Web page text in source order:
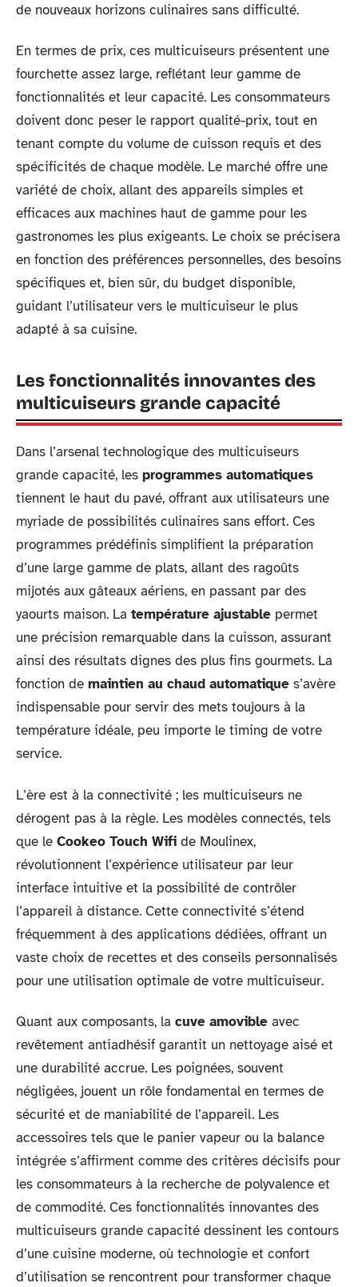
de nouveaux horizons culinaires sans difficulté.
En termes de prix, ces multicuiseurs présentent une
fourchette assez large, reflétant leur gamme de
fonctionnalités et leur capacité. Les consommateurs
doivent donc peser le rapport qualité-prix, tout en
tenant compte du volume de cuisson requis et des
spécificités de chaque modèle. Le marché offre une
variété de choix, allant des appareils simples et
efficaces aux machines haut de gamme pour les
gastronomes les plus exigeants. Le choix se précisera
en fonction des préférences personnelles, des besoins
spécifiques et, bien sûr, du budget disponible,
guidant l’utilisateur vers le multicuiseur le plus
adapté à sa cuisine.
Les fonctionnalités innovantes des
multicuiseurs grande capacité
Dans l’arsenal technologique des multicuiseurs
grande capacité, les programmes automatiques
tiennent le haut du pavé, offrant aux utilisateurs une
myriade de possibilités culinaires sans effort. Ces
programmes prédéfinis simplifient la préparation
d’une large gamme de plats, allant des ragoûts
mijotés aux gâteaux aériens, en passant par des
yaourts maison. La température ajustable permet
une précision remarquable dans la cuisson, assurant
ainsi des résultats dignes des plus fins gourmets. La
fonction de maintien au chaud automatique s’avère
indispensable pour servir des mets toujours à la
température idéale, peu importe le timing de votre
service.
L’ère est à la connectivité ; les multicuiseurs ne
dérogent pas à la règle. Les modèles connectés, tels
que le Cookeo Touch Wifi de Moulinex,
révolutionnent l’expérience utilisateur par leur
interface intuitive et la possibilité de contrôler
l’appareil à distance. Cette connectivité s’étend
fréquemment à des applications dédiées, offrant un
vaste choix de recettes et des conseils personnalisés
pour une utilisation optimale de votre multicuiseur.
Quant aux composants, la cuve amovible avec
revêtement antiadhésif garantit un nettoyage aisé et
une durabilité accrue. Les poignées, souvent
négligées, jouent un rôle fondamental en termes de
sécurité et de maniabilité de l’appareil. Les
accessoires tels que le panier vapeur ou la balance
intégrée s’affirment comme des critères décisifs pour
les consommateurs à la recherche de polyvalence et
de commodité. Ces fonctionnalités innovantes des
multicuiseurs grande capacité dessinent les contours
d’une cuisine moderne, où technologie et confort
d’utilisation se rencontrent pour transformer chaque